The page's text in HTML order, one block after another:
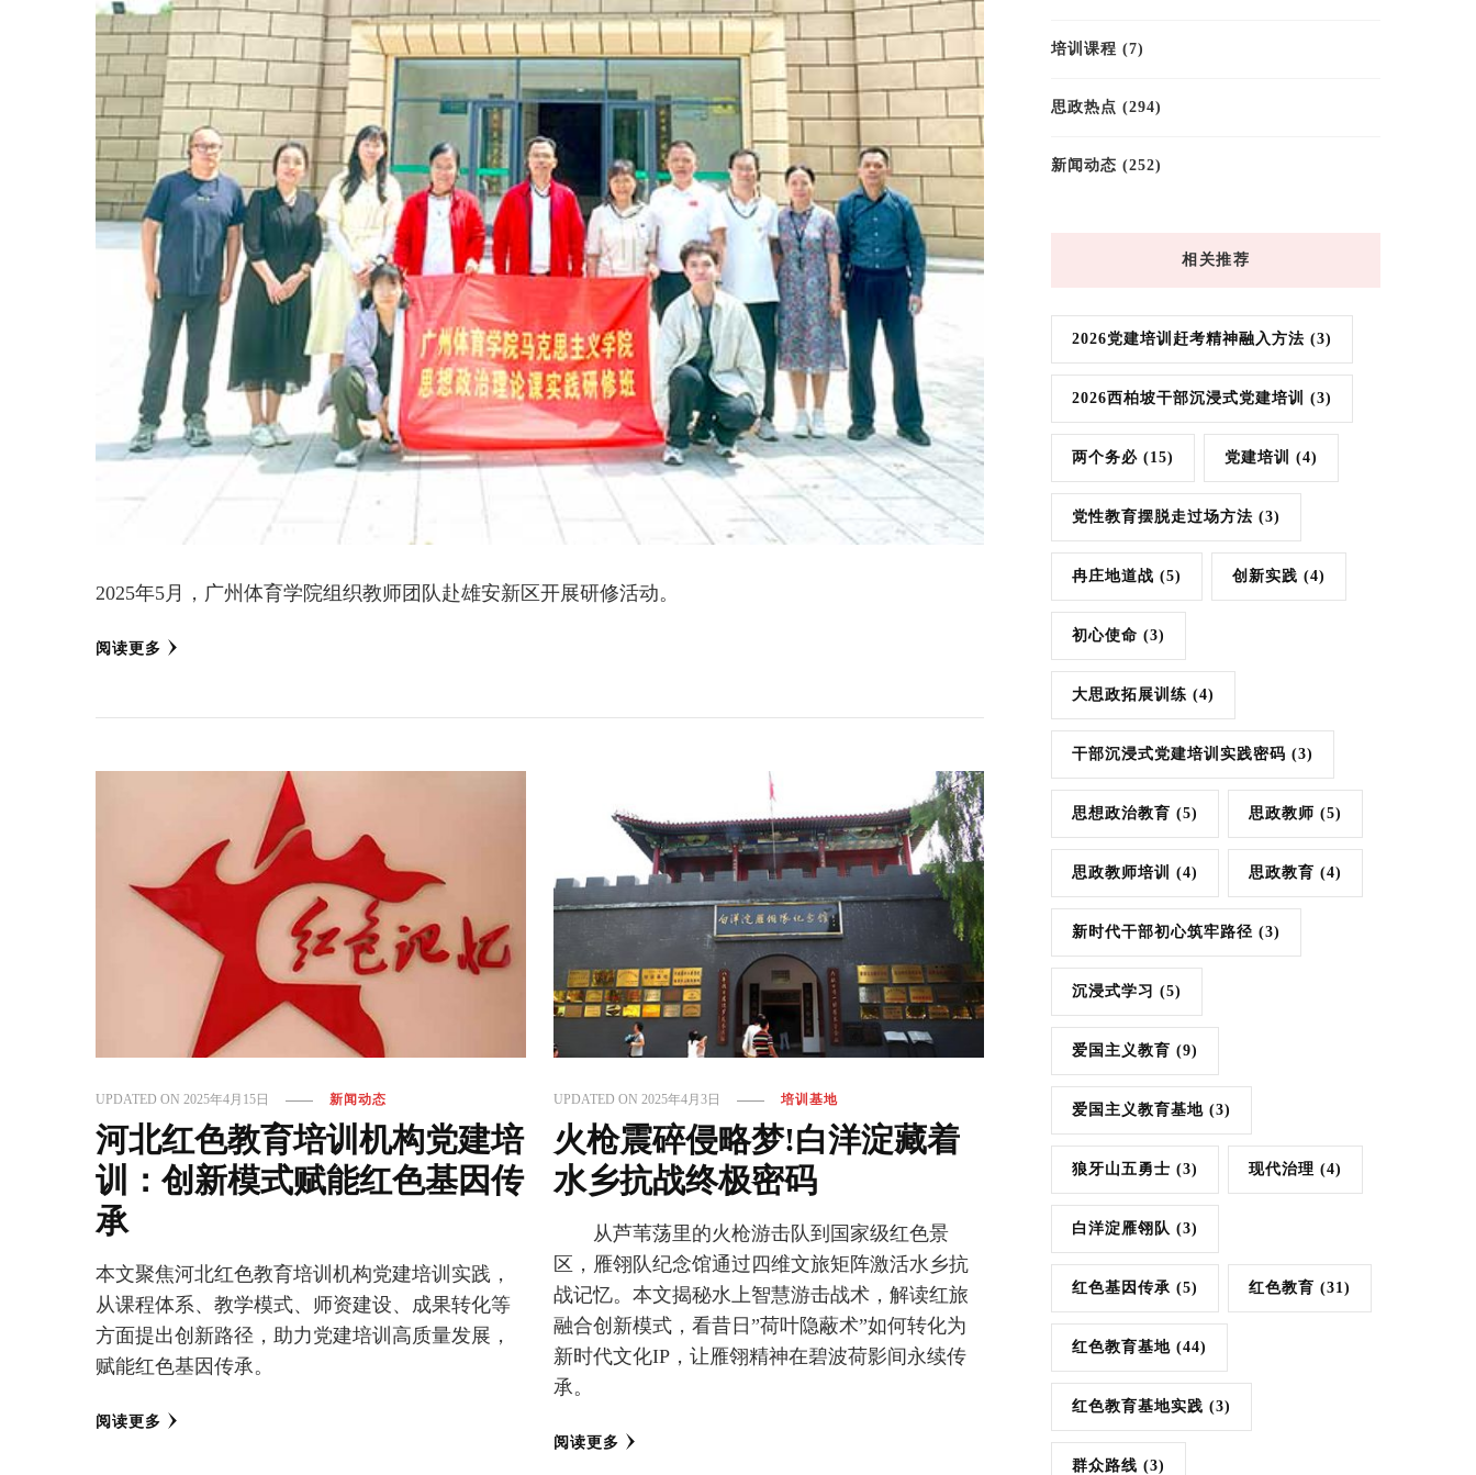
2025年5月，广州体育学院组织教师团队赴雄安新区开展研修活动。
阅读更多
UPDATED ON2025年4月15日 新闻动态
河北红色教育培训机构党建培
训：创新模式赋能红色基因传
承
本文聚焦河北红色教育培训机构党建培训实践，
从课程体系、教学模式、师资建设、成果转化等
方面提出创新路径，助力党建培训高质量发展，
赋能红色基因传承。
阅读更多
UPDATED ON 2025年4月3日 培训基地
火枪震碎侵略梦!白洋淀藏着
水乡抗战终极密码
从芦苇荡里的火枪游击队到国家级红色景
区，雁翎队纪念馆通过四维文旅矩阵激活水乡抗
战记忆。本文揭秘水上智慧游击战术，解读红旅
融合创新模式，看昔日”荷叶隐蔽术”如何转化为
新时代文化IP，让雁翎精神在碧波荷影间永续传
承。
阅读更多
培训课程 (7)
思政热点 (294)
新闻动态 (252)
相关推荐
2026党建培训赶考精神融入方法 (3)
2026西柏坡干部沉浸式党建培训 (3)
两个务必 (15) 党建培训 (4)
党性教育摆脱走过场方法 (3)
冉庄地道战 (5) 创新实践 (4)
初心使命 (3)
大思政拓展训练 (4)
干部沉浸式党建培训实践密码 (3)
思想政治教育 (5) 思政教师 (5)
思政教师培训 (4) 思政教育 (4)
新时代干部初心筑牢路径 (3)
沉浸式学习 (5)
爱国主义教育 (9)
爱国主义教育基地 (3)
狼牙山五勇士 (3) 现代治理 (4)
白洋淀雁翎队 (3)
红色基因传承 (5) 红色教育 (31)
红色教育基地 (44)
红色教育基地实践 (3)
群众路线 (3)